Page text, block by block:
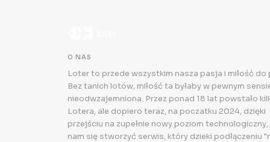
O NAS
Loter to przede wszystkim nasza pasja i miłość do
Bez tanich lotów, miłość ta byłaby w pewnym
nieodwzajemniona. Przez ponad 18 lat powstało
Lotera, ale dopiero teraz, na poczatku 2024, dzięki
przejściu na zupełnie nowy poziom technologiczny,
nam się stworzyć serwis, który dzieki podłączeniu